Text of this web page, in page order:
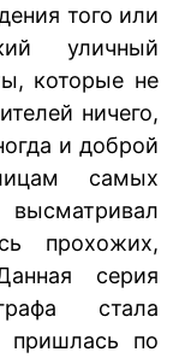
того или
уличный
которые не
ничего,
и доброй
самых
прохожих,
серия
стала
пришлась по